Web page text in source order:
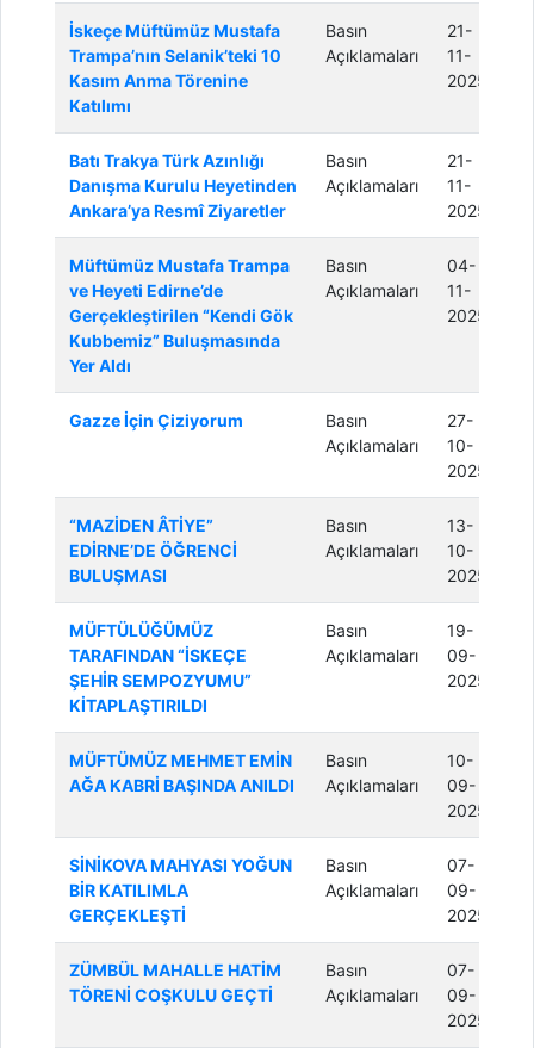
İskeçe Müftümüz Mustafa
Trampa’nın Selanik’teki 10
Kasım Anma Törenine
Katılımı
Basın
Açıklamaları
21-
11-
2025
Batı Trakya Türk Azınlığı
Danışma Kurulu Heyetinden
Ankara’ya Resmî Ziyaretler
Basın
Açıklamaları
21-
11-
2025
Müftümüz Mustafa Trampa
ve Heyeti Edirne’de
Gerçekleştirilen “Kendi Gök
Kubbemiz” Buluşmasında
Yer Aldı
Basın
Açıklamaları
04-
11-
2025
Gazze İçin Çiziyorum
Basın
Açıklamaları
27-
10-
2025
“MAZİDEN ÂTİYE”
EDİRNE’DE ÖĞRENCİ
BULUŞMASI
Basın
Açıklamaları
13-
10-
2025
MÜFTÜLÜĞÜMÜZ
TARAFINDAN “İSKEÇE
ŞEHİR SEMPOZYUMU”
KİTAPLAŞTIRILDI
Basın
Açıklamaları
19-
09-
2025
MÜFTÜMÜZ MEHMET EMİN
AĞA KABRİ BAŞINDA ANILDI
Basın
Açıklamaları
10-
09-
2025
SİNİKOVA MAHYASI YOĞUN
BİR KATILIMLA
GERÇEKLEŞTİ
Basın
Açıklamaları
07-
09-
2025
ZÜMBÜL MAHALLE HATİM
TÖRENİ COŞKULU GEÇTİ
Basın
Açıklamaları
07-
09-
2025